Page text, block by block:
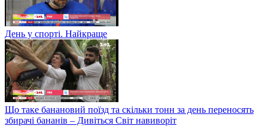
День у спорті. Найкраще
Що таке банановий поїзд та скільки тонн за день переносять
збирачі бананів – Дивіться Світ навиворіт